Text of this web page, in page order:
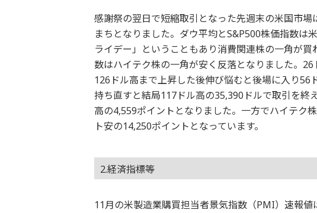
感謝祭の翌日で短縮取引となった先週末の米国市
まちとなりました。ダウ平均とS&P500株価指数は
ライデー」ということもあり消費関連株の一角が
数はハイテク株の一角が安く反落となりました。
126ドル高まで上昇した後伸び悩むと後場に入り
持ち直すと結局117ドル高の35,390ドルで取引を終
高の4,559ポイントとなりました。一方でハイテク
ト安の14,250ポイントとなっています。
2.経済指標等
11月の米製造業購買担当者景気指数（PMI）速報